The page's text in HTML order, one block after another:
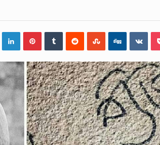
සිද්ධියෙන් තුවාල ලැබූ බව කියන රැඳවියන්
රූම් සූම් සංවාදය පැවැත්වෙන්නේ "කතා කරන
විනිශ්චයකාරවරුන්ගේ විශ්‍රාම යෑමේ
සහ හිටපු ආරක්ෂක අමාත්‍යංශ ලේකම්
වූ වසර තුළ ලොව පුරා විවිධ තනතුරු නාම
නන්නාඳුනන අඩවියක සැරිසරා ලද
වන ජනතා විමුක්ති පෙරමුණේ